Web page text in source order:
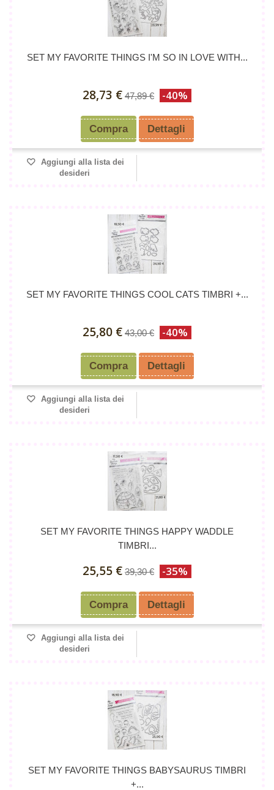
SET MY FAVORITE THINGS I'M SO IN LOVE WITH...
28,73 € 47,89 € -40%
Compra Dettagli
Aggiungi alla lista dei
desideri
SET MY FAVORITE THINGS COOL CATS TIMBRI +...
25,80 € 43,00 € -40%
Compra Dettagli
Aggiungi alla lista dei
desideri
SET MY FAVORITE THINGS HAPPY WADDLE
TIMBRI...
25,55 € 39,30 € -35%
Compra Dettagli
Aggiungi alla lista dei
desideri
SET MY FAVORITE THINGS BABYSAURUS TIMBRI
+...